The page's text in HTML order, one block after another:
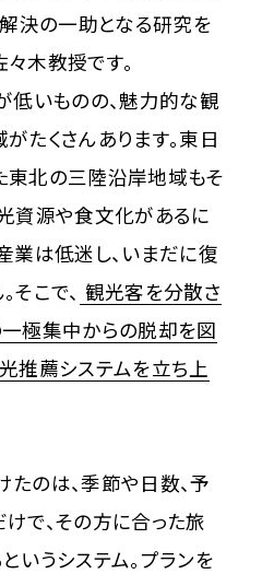
決の一助となる研究を
木教授です。
低いものの、魅力的な観
たくさんあります。東日
東北の三陸沿岸地域もそ
資源や食文化があるに
業は低迷し、いまだに復
こで、 観光客を分散さ
極集中からの脱却を図
推薦システムを立ち上
のは、季節や日数、予
で、その方に合った旅
いうシステム。プランを